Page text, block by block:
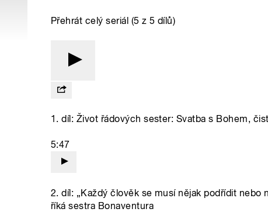
Přehrát celý seriál (5 z 5 dílů)
1. díl: Život řádových sester: Svatba s Bohem,
5:47
2. díl: „Každý člověk se musí nějak podřídit
říká sestra Bonaventura